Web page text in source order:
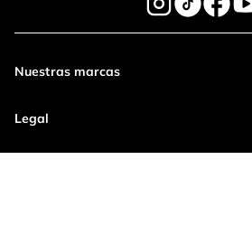
Nuestras marcas
Legal